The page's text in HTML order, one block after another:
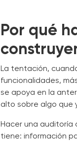
Por qué
La tentación,
funcionalidades,
se apoya en la
alto sobre algo que
Hacer una
tiene: información